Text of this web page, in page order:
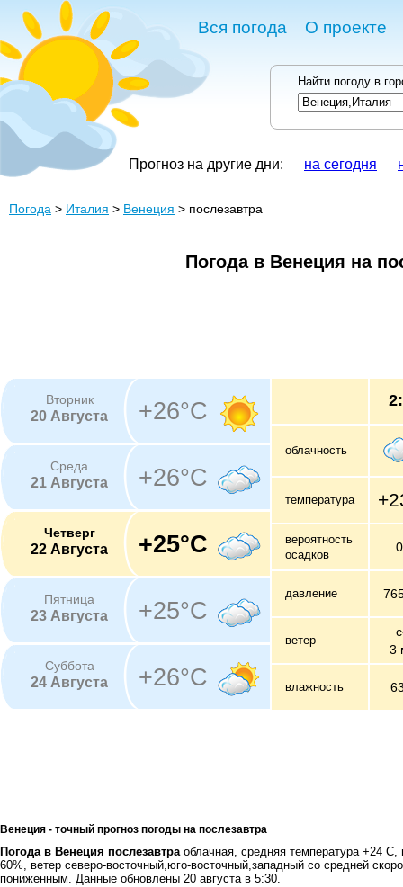
Вся погода О проекте
Найти погоду в
Прогноз на другие дни: на сегодня
Погода > Италия > Венеция > послезавтра
Погода в Венеция на
Вторник
20 Августа +26°C
Среда
21 Августа +26°C
Четверг
22 Августа +25°C
Пятница
23 Августа +25°C
Суббота
24 Августа +26°C
облачность
температура
вероятность
осадков
давление
ветер
3
влажность
Венеция - точный прогноз погоды на послезавтра
Погода в Венеция послезавтраоблачная, средняя температура +24
60%, ветер северо-восточный,юго-восточный,западный со средней
пониженным. Данные обновлены 20 августа в 5:30.